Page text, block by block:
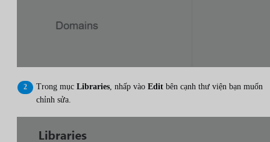
Trong mục Libraries , nhấp vào Edit bên cạnh thư viện bạn muốn
chỉnh sửa.